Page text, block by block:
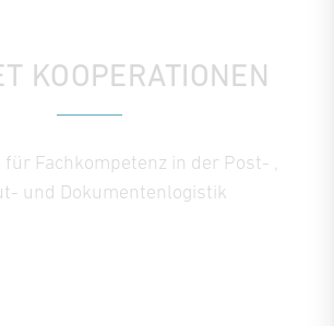
KOOPERATIONEN
Fachkompetenz in der Post- ,
und Dokumentenlogistik